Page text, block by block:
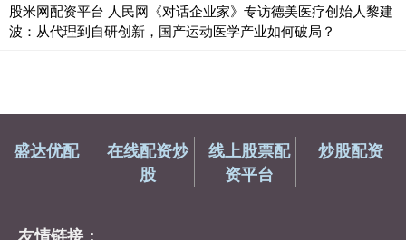
股米网配资平台 人民网《对话企业家》专访德美医疗创始人黎建
波：从代理到自研创新，国产运动医学产业如何破局？
盛达优配
在线配资炒
股
线上股票配
资平台
炒股配资